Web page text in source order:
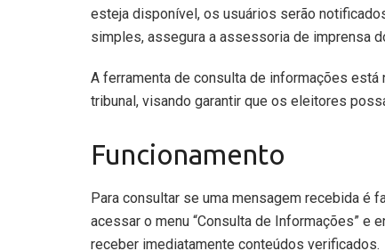
esteja disponível, os usuários serão
simples, assegura a assessoria de imprensa
A ferramenta de consulta de informações
tribunal, visando garantir que os eleitores
Funcionamento
Para consultar se uma mensagem recebida é
acessar o menu “Consulta de Informações” e
receber imediatamente conteúdos verificados.